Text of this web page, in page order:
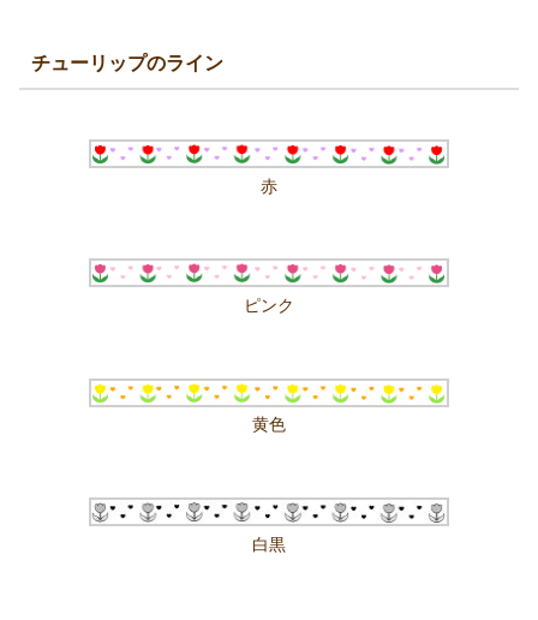
チューリップのライン
赤
ピンク
黄色
白黒